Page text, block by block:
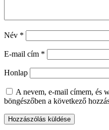
Név *
E-mail cím *
Honlap
A nevem, e-mail címem, és
böngészőben a következő